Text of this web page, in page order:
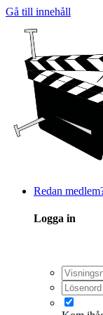
Gå till innehåll
Redan
Logga in